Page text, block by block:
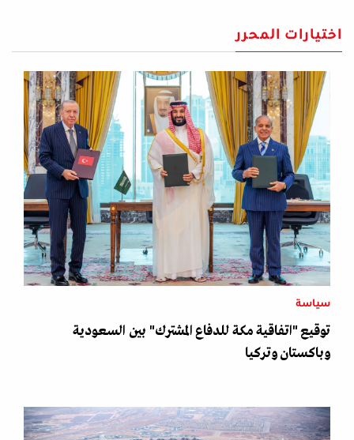
اختيارات المحرر
سياسة
توقيع "اتفاقية مكة للدفاع المشترك" بين السعودية
وباكستان وتركيا